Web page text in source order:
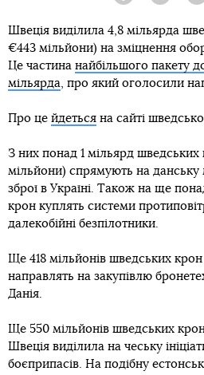
Швеція виділила 4,8 мільярда
€443 мільйони) на зміцнення
Це частина найбільшого пакету
мільярда, про який оголосили
Про це йдеться на сайті
З них понад 1 мільярд
мільйони) спрямують на данську
зброї в Україні. Також на ще
крон куплять системи
далекобійні безпілотники.
Ще 418 мільйонів шведських
направлять на закупівлю
Данія.
Ще 550 мільйонів шведських
Швеція виділила на чеську
боєприпасів. На подібну